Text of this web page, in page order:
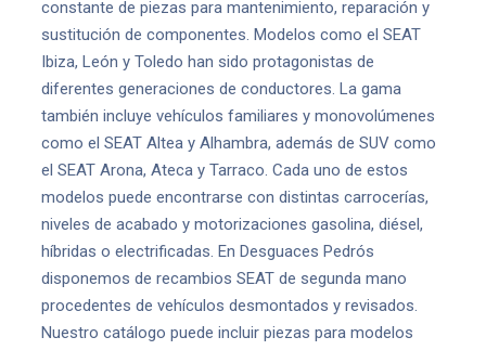
constante de piezas para mantenimiento, reparación y
sustitución de componentes. Modelos como el SEAT
Ibiza, León y Toledo han sido protagonistas de
diferentes generaciones de conductores. La gama
también incluye vehículos familiares y monovolúmenes
como el SEAT Altea y Alhambra, además de SUV como
el SEAT Arona, Ateca y Tarraco. Cada uno de estos
modelos puede encontrarse con distintas carrocerías,
niveles de acabado y motorizaciones gasolina, diésel,
híbridas o electrificadas. En Desguaces Pedrós
disponemos de recambios SEAT de segunda mano
procedentes de vehículos desmontados y revisados.
Nuestro catálogo puede incluir piezas para modelos